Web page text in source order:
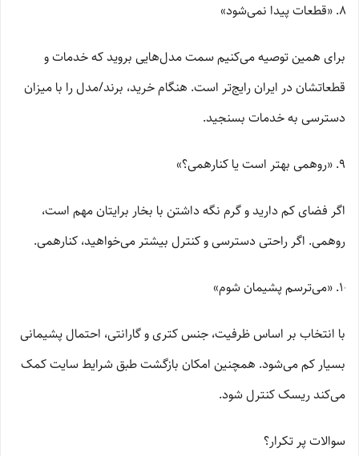
«قطعات پیدا نمی‌شود»
برای همین توصیه می‌کنیم سمت مدل‌هایی بروید که خدمات و
قطعاتشان در ایران رایج‌تر است. هنگام خرید، برند/مدل را با میزان
دسترسی به خدمات بسنجید.
«روهمی بهتر است یا کنارهمی؟»
اگر فضای کم دارید و گرم نگه داشتن با بخار برایتان مهم است،
روهمی. اگر راحتی دسترسی و کنترل بیشتر می‌خواهید، کنارهمی.
«می‌ترسم پشیمان شوم»
با انتخاب بر اساس ظرفیت، جنس کتری و گارانتی، احتمال پشیمانی
بسیار کم می‌شود. همچنین امکان بازگشت طبق شرایط سایت کمک
می‌کند ریسک کنترل شود.
سوالات پر تکرار؟